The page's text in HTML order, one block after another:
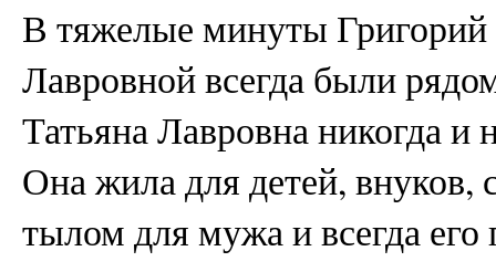
В тяжелые минуты Григорий
Лавровной всегда были
Татьяна Лавровна никогда и
Она жила для детей,
тылом для мужа и всегда его